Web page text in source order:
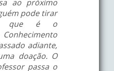
ao próximo
pode tirar
que é o
adiante,
doação. O
passa o